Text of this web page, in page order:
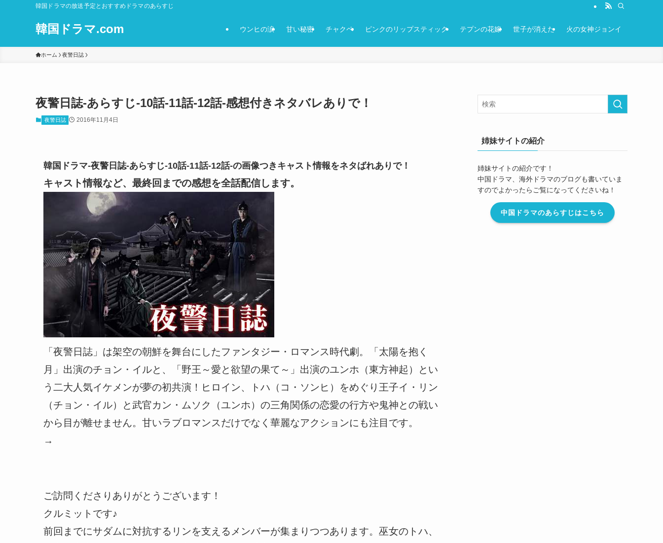
韓国ドラマの放送予定とおすすめドラマのあらすじ
韓国ドラマ.com ウンヒの涙 甘い秘密 チャクペ ピンクのリップスティック テプンの花嫁 世子が消えた 火の女神ジョンイ
ホーム 夜警日誌
夜警日誌-あらすじ-10話-11話-12話-感想付きネタバレありで！
夜警日誌 2016年11月4日
韓国ドラマ-夜警日誌-あらすじ-10話-11話-12話-の画像つきキャスト情報をネタばれありで！
キャスト情報など、最終回までの感想を全話配信します。
「夜警日誌」は架空の朝鮮を舞台にしたファンタジー・ロマンス時代劇。「太陽を抱く
月」出演のチョン・イルと、「野王～愛と欲望の果て～」出演のユンホ（東方神起）とい
う二大人気イケメンが夢の初共演！ヒロイン、トハ（コ・ソンヒ）をめぐり王子イ・リン
（チョン・イル）と武官カン・ムソク（ユンホ）の三角関係の恋愛の行方や鬼神との戦い
から目が離せません。甘いラブロマンスだけでなく華麗なアクションにも注目です。
→
ご訪問くださりありがとうございます！
クルミットです♪
前回までにサダムに対抗するリンを支えるメンバーが集まりつつあります。巫女のトハ、
姉妹サイトの紹介
姉妹サイトの紹介です！
中国ドラマ、海外ドラマのブログも書いていま
すのでよかったらご覧になってくださいね！
中国ドラマのあらすじはこちら